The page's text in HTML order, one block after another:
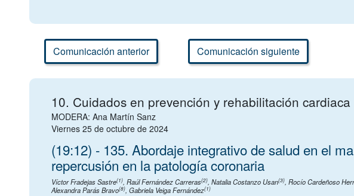
Comunicación anterior Comunicación siguiente
10. Cuidados en prevención y rehabilitación cardiaca
MODERA: Ana Martín Sanz
Viernes 25 de octubre de 2024
(19:12) - 135. Abordaje integrativo de salud en el
repercusión en la patología coronaria
Víctor Fradejas Sastre(1),Raúl Fernández Carreras(2),Natalia Costanzo Usan(3),Rocío Cardeñoso
Alexandra Parás Bravo(8),Gabriela Veiga Fernández(1)